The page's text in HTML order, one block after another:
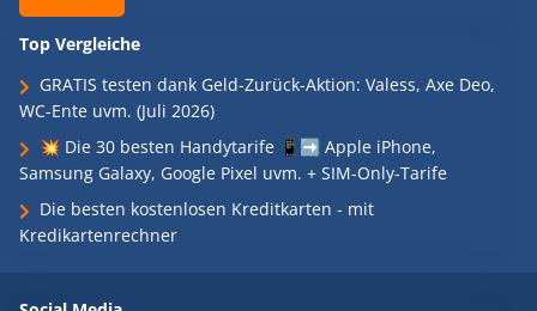
Top Vergleiche
GRATIS testen dank Geld-Zurück-Aktion: Valess, Axe Deo,
WC-Ente uvm. (Juli 2026)
💥 Die 30 besten Handytarife 📱➡️ Apple iPhone,
Samsung Galaxy, Google Pixel uvm. + SIM-Only-Tarife
Die besten kostenlosen Kreditkarten - mit
Kredikartenrechner